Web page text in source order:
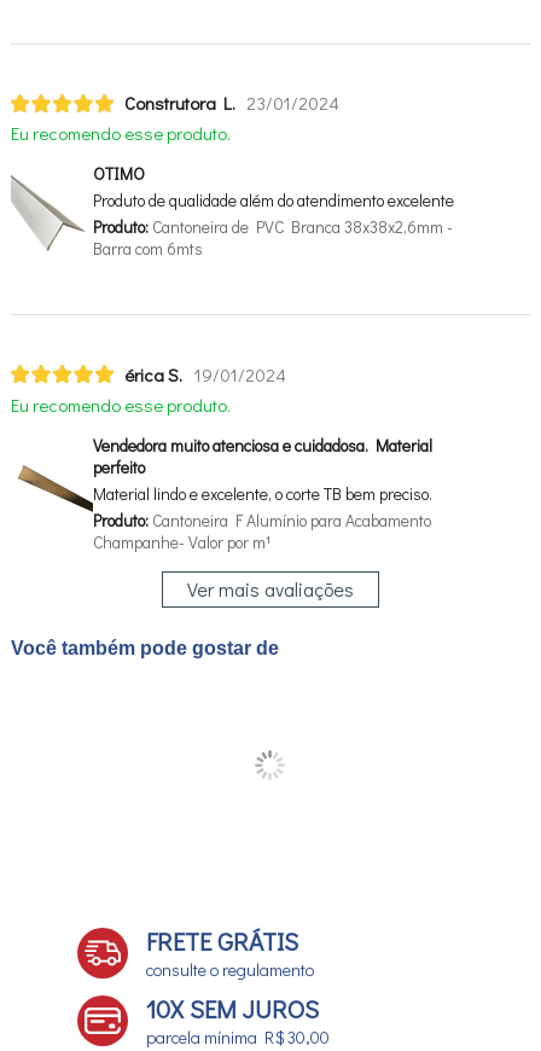
Construtora L. 23/01/2024
Eu recomendo esse produto.
OTIMO
Produto de qualidade além do atendimento excelente
Produto:Cantoneira de PVC Branca 38x38x2,6mm -
Barra com 6mts
érica S. 19/01/2024
Eu recomendo esse produto.
Vendedora muito atenciosa e cuidadosa. Material
perfeito
Material lindo e excelente, o corte TB bem preciso.
Produto:Cantoneira F Alumínio para Acabamento
Champanhe- Valor por m¹
Ver mais avaliações
Você também pode gostar de
FRETE GRÁTIS
consulte o regulamento
10X SEM JUROS
parcela mínima R$ 30,00